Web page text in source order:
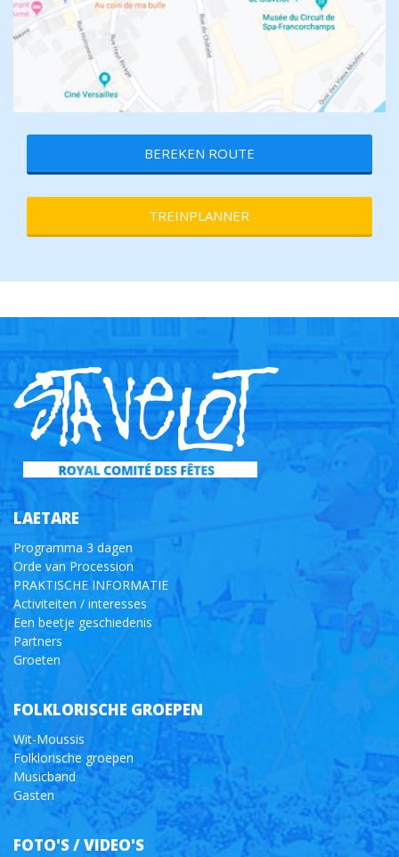
BEREKEN ROUTE
TREINPLANNER
LAETARE
Programma 3 dagen
Orde van Procession
PRAKTISCHE INFORMATIE
Activiteiten / interesses
Een beetje geschiedenis
Partners
Groeten
FOLKLORISCHE GROEPEN
Wit-Moussis
Folklorische groepen
Musicband
Gasten
FOTO'S / VIDEO'S